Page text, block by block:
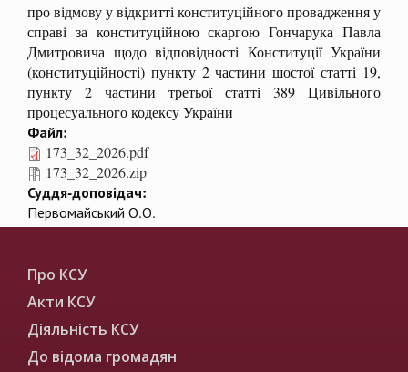
про відмову у відкритті конституційного провадження у
справі за конституційною скаргою Гончарука Павла
Дмитровича щодо відповідності Конституції України
(конституційності) пункту 2 частини шостої статті 19,
пункту 2 частини третьої статті 389 Цивільного
процесуального кодексу України
Файл:
173_32_2026.pdf
173_32_2026.zip
Суддя-доповідач:
Первомайський О.О.
Про КСУ
Акти КСУ
Діяльність КСУ
До відома громадян